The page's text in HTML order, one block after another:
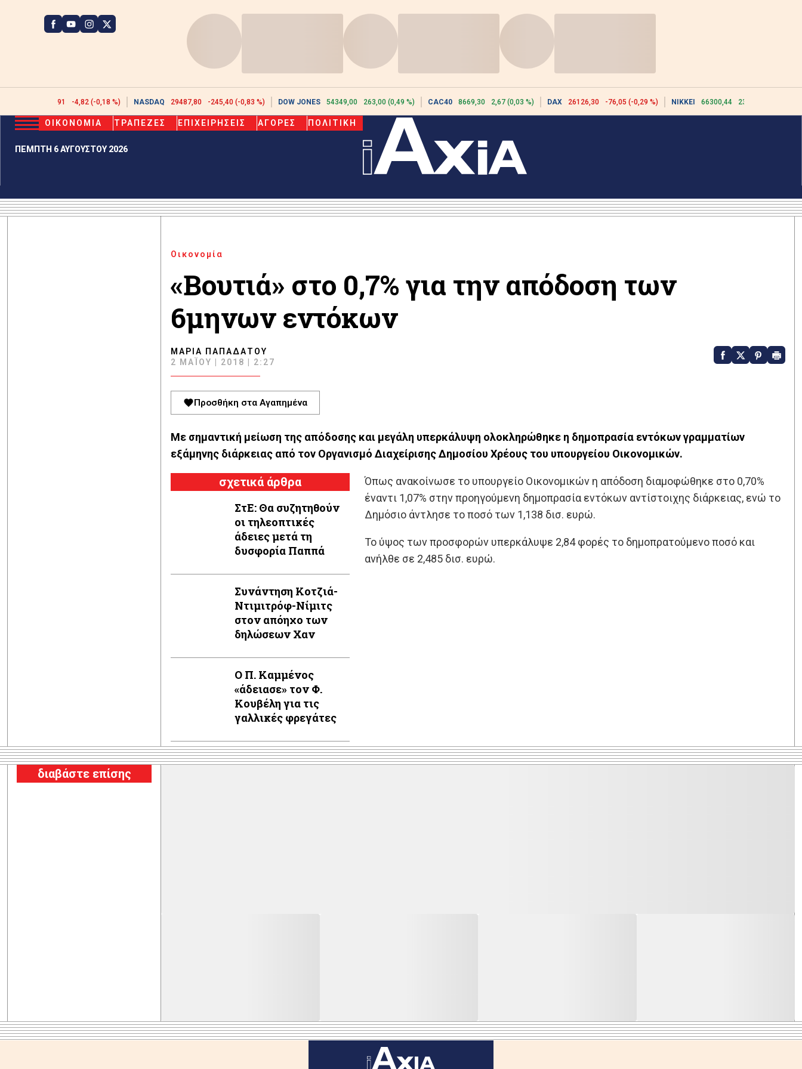
2623,91 -4,82 (-0,18 %) NASDAQ 29487,80 -245,40 (-0,83 %) DOW JONES 54349,00 263,00 (0,49 %) CAC40 8669,30 2,67 (0,03 %) DAX 26126,30 -76,05 (-0,29 %) NIKKEI 66300,44 2342,91 (3,66 %)
ΠΕΜΠΤΗ 6 ΑΥΓΟΥΣΤΟΥ 2026
ΟΙΚΟΝΟΜΙΑ ΤΡΑΠΕΖΕΣ ΕΠΙΧΕΙΡΗΣΕΙΣ ΑΓΟΡΕΣ ΠΟΛΙΤΙΚΗ
Οικονομία
«Βουτιά» στο 0,7% για την απόδοση των
6μηνων εντόκων
ΜΑΡΊΑ ΠΑΠΑΔΆΤΟΥ
2 ΜΑΪ́ΟΥ | 2018 | 2:27
Προσθήκη στα Αγαπημένα
Με σημαντική μείωση της απόδοσης και μεγάλη υπερκάλυψη ολοκληρώθηκε η δημοπρασία εντόκων γραμματίων
εξάμηνης διάρκειας από τον Οργανισμό Διαχείρισης Δημοσίου Χρέους του υπουργείου Οικονομικών.
σχετικά άρθρα
ΣτΕ: Θα συζητηθούν
οι τηλεοπτικές
άδειες μετά τη
δυσφορία Παππά
Συνάντηση Κοτζιά-
Ντιμιτρόφ-Νίμιτς
στον απόηχο των
δηλώσεων Χαν
Ο Π. Καμμένος
«άδειασε» τον Φ.
Κουβέλη για τις
γαλλικές φρεγάτες
Όπως ανακοίνωσε το υπουργείο Οικονομικών η απόδοση διαμοφώθηκε στο 0,70%
έναντι 1,07% στην προηγούμενη δημοπρασία εντόκων αντίστοιχης διάρκειας, ενώ το
Δημόσιο άντλησε το ποσό των 1,138 δισ. ευρώ.
Το ύψος των προσφορών υπερκάλυψε 2,84 φορές το δημοπρατούμενο ποσό και
ανήλθε σε 2,485 δισ. ευρώ.
διαβάστε επίσης